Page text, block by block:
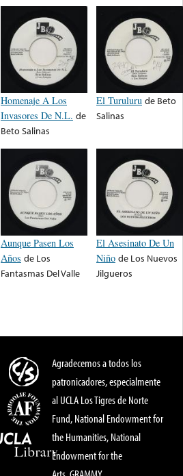
Homenaje A Los
Invasores De N.L. de
Beto Salinas
El Turuluru de Beto
Salinas
Aunque Pasen Los
Años de Los
Fantasmas Del Valle
El Asesinato De Un
Niño de Los Nuevos
Jilgueros
Agradecemos a todos los
patronicadores, especialmente
al UCLA Los Tigres de Norte
Fund, National Endowment for
the Humanities, National
Endowment for the